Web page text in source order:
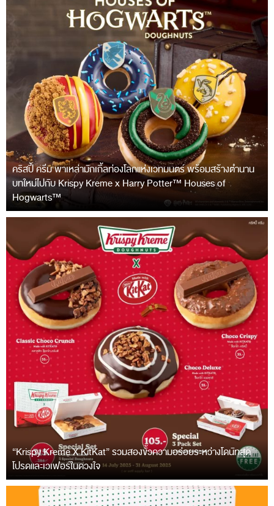
คริสปี้ ครีม พาเหล่ามักเกิ้ลท่องโลกแห่งเวทมนตร์ พร้อมสร้างตำนาน
บทใหม่ไปกับ Krispy Kreme x Harry Potter™ Houses of
Hogwarts™
“Krispy Kreme X KitKat” รวมสองขั้วความอร่อยระหว่างโดนัทสุด
โปรดและเวเฟอร์ในดวงใจ